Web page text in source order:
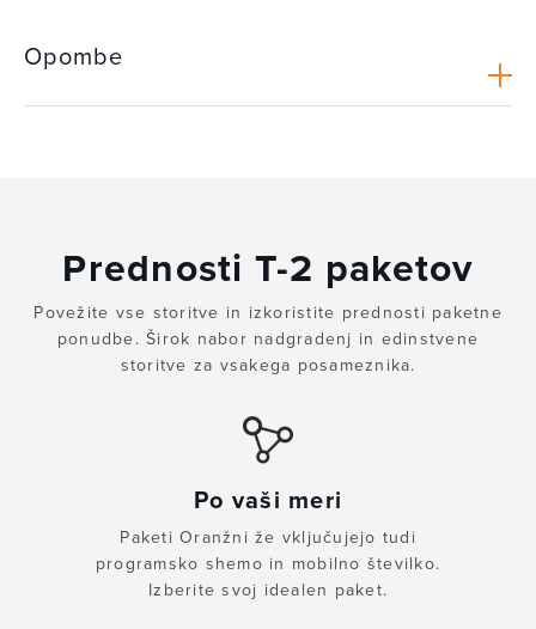
Opombe
Prednosti T-2 paketov
Povežite vse storitve in izkoristite prednosti paketne
ponudbe. Širok nabor nadgradenj in edinstvene
storitve za vsakega posameznika.
Po vaši meri
Paketi Oranžni že vključujejo tudi
programsko shemo in mobilno številko.
Izberite svoj idealen paket.